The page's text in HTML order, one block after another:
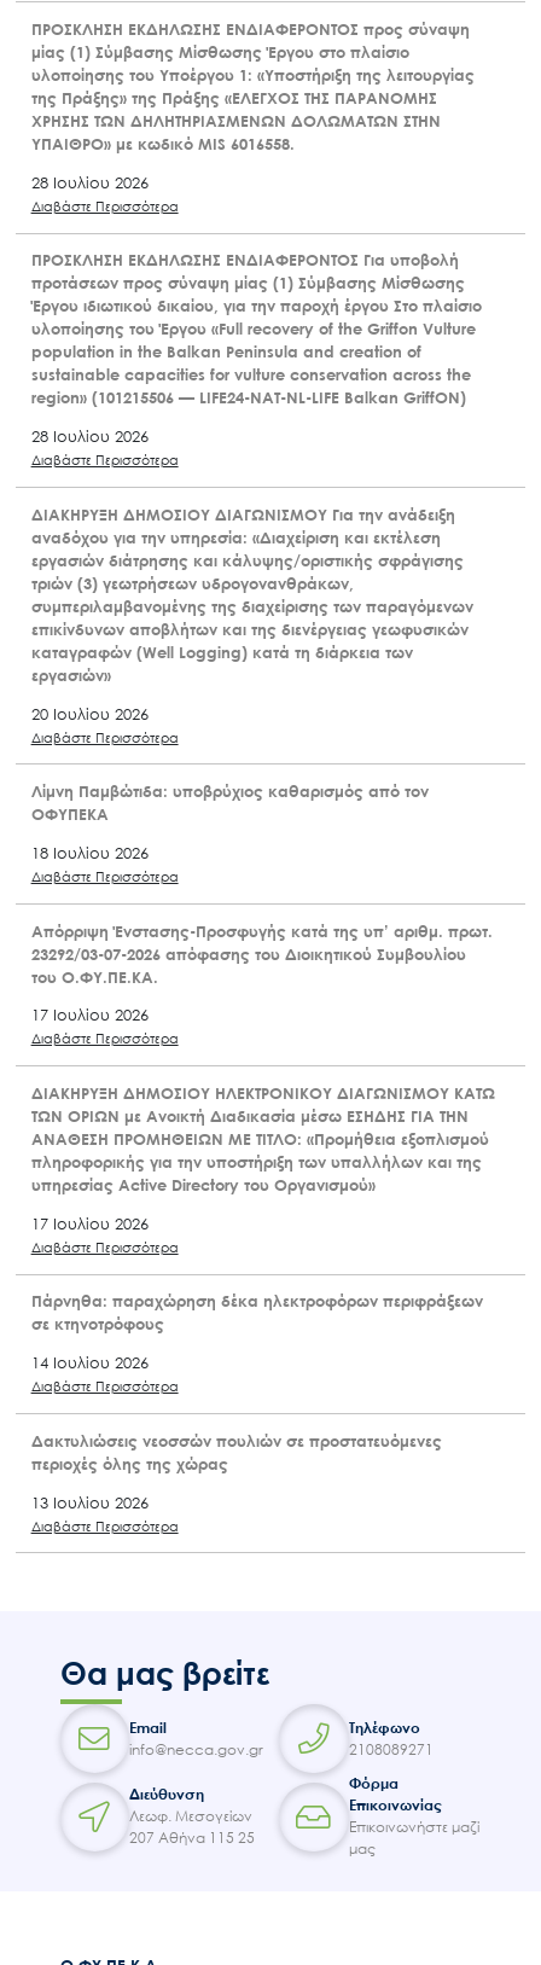
ΠΡΟΣΚΛΗΣΗ ΕΚΔΗΛΩΣΗΣ ΕΝΔΙΑΦΕΡΟΝΤΟΣ προς σύναψη
μίας (1) Σύμβασης Μίσθωσης Έργου στο πλαίσιο
υλοποίησης του Υποέργου 1: «Υποστήριξη της λειτουργίας
της Πράξης» της Πράξης «ΕΛΕΓΧΟΣ ΤΗΣ ΠΑΡΑΝΟΜΗΣ
ΧΡΗΣΗΣ ΤΩΝ ΔΗΛΗΤΗΡΙΑΣΜΕΝΩΝ ΔΟΛΩΜΑΤΩΝ ΣΤΗΝ
ΥΠΑΙΘΡΟ» με κωδικό MIS 6016558.
28 Ιουλίου 2026
Διαβάστε Περισσότερα
ΠΡΟΣΚΛΗΣΗ ΕΚΔΗΛΩΣΗΣ ΕΝΔΙΑΦΕΡΟΝΤΟΣ Για υποβολή
προτάσεων προς σύναψη μίας (1) Σύμβασης Μίσθωσης
Έργου ιδιωτικού δικαίου, για την παροχή έργου Στο πλαίσιο
υλοποίησης του Έργου «Full recovery of the Griffon Vulture
population in the Balkan Peninsula and creation of
sustainable capacities for vulture conservation across the
region» (101215506 — LIFE24-NAT-NL-LIFE Balkan GriffON)
28 Ιουλίου 2026
Διαβάστε Περισσότερα
ΔΙΑΚΗΡΥΞΗ ΔΗΜΟΣΙΟΥ ΔΙΑΓΩΝΙΣΜΟΥ Για την ανάδειξη
αναδόχου για την υπηρεσία: «Διαχείριση και εκτέλεση
εργασιών διάτρησης και κάλυψης/οριστικής σφράγισης
τριών (3) γεωτρήσεων υδρογονανθράκων,
συμπεριλαμβανομένης της διαχείρισης των παραγόμενων
επικίνδυνων αποβλήτων και της διενέργειας γεωφυσικών
καταγραφών (Well Logging) κατά τη διάρκεια των
εργασιών»
20 Ιουλίου 2026
Διαβάστε Περισσότερα
Λίμνη Παμβώτιδα: υποβρύχιος καθαρισμός από τον
ΟΦΥΠΕΚΑ
18 Ιουλίου 2026
Διαβάστε Περισσότερα
Απόρριψη Ένστασης-Προσφυγής κατά της υπ’ αριθμ. πρωτ.
23292/03-07-2026 απόφασης του Διοικητικού Συμβουλίου
του Ο.ΦΥ.ΠΕ.ΚΑ.
17 Ιουλίου 2026
Διαβάστε Περισσότερα
ΔΙΑΚΗΡΥΞΗ ΔΗΜΟΣΙΟΥ ΗΛΕΚΤΡΟΝΙΚΟΥ ΔΙΑΓΩΝΙΣΜΟΥ ΚΑΤΩ
ΤΩΝ ΟΡΙΩΝ με Ανοικτή Διαδικασία μέσω ΕΣΗΔΗΣ ΓΙΑ ΤΗΝ
ΑΝΑΘΕΣΗ ΠΡΟΜΗΘΕΙΩΝ ΜΕ ΤΙΤΛΟ: «Προμήθεια εξοπλισμού
πληροφορικής για την υποστήριξη των υπαλλήλων και της
υπηρεσίας Active Directory του Οργανισμού»
17 Ιουλίου 2026
Διαβάστε Περισσότερα
Πάρνηθα: παραχώρηση δέκα ηλεκτροφόρων περιφράξεων
σε κτηνοτρόφους
14 Ιουλίου 2026
Διαβάστε Περισσότερα
Δακτυλιώσεις νεοσσών πουλιών σε προστατευόμενες
περιοχές όλης της χώρας
13 Ιουλίου 2026
Διαβάστε Περισσότερα
Θα μας βρείτε
Email
info@necca.gov.gr
Τηλέφωνο
2108089271
Διεύθυνση
Λεωφ. Μεσογείων
207 Αθήνα 115 25
Φόρμα
Επικοινωνίας
Επικοινωνήστε μαζί
μας